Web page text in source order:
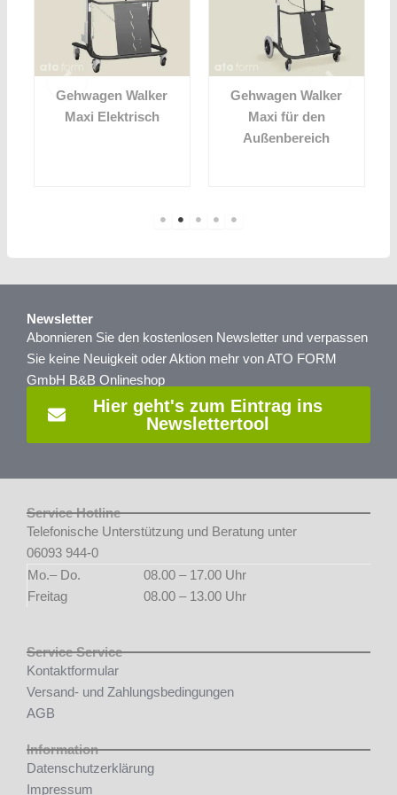
Gehwagen Walker
Maxi Elektrisch
Gehwagen Walker
Maxi für den
Außenbereich
Newsletter
Abonnieren Sie den kostenlosen Newsletter und verpassen
Sie keine Neuigkeit oder Aktion mehr von ATO FORM
GmbH B&B Onlineshop
Hier geht's zum Eintrag ins
Newslettertool
Service Hotline
Telefonische Unterstützung und Beratung unter
06093 944-0
Mo.– Do.
08.00 – 17.00 Uhr
Freitag
08.00 – 13.00 Uhr
Service Service
Kontaktformular
Versand- und Zahlungsbedingungen
AGB
Information
Datenschutzerklärung
Impressum